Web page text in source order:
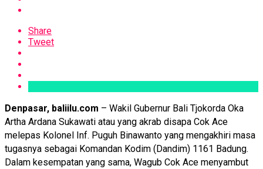
Share
Tweet
Denpasar, baliilu.com – Wakil Gubernur Bali Tjokorda Oka
Artha Ardana Sukawati atau yang akrab disapa Cok Ace
melepas Kolonel Inf. Puguh Binawanto yang mengakhiri masa
tugasnya sebagai Komandan Kodim (Dandim) 1161 Badung.
Dalam kesempatan yang sama, Wagub Cok Ace menyambut